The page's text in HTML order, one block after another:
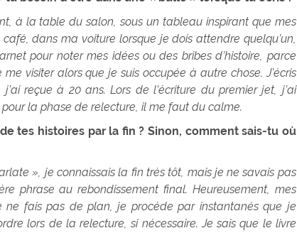
à la table du salon, sous un tableau inspirant que mes
café, dans ma voiture lorsque je dois attendre quelqu’un,
pour noter mes idées ou des bribes d’histoire, parce
visiter alors que je suis occupée à autre chose. J’écris
reçue à 20 ans. Lors de l’écriture du premier jet, j’ai
la phase de relecture, il me faut du calme.
tes histoires par la fin ? Sinon, comment sais-tu où
», je connaissais la fin très tôt, mais je ne savais pas
phrase au rebondissement final. Heureusement, mes
ne fais pas de plan, je procède par instantanés que je
lors de la relecture, si nécessaire. Je sais que le livre